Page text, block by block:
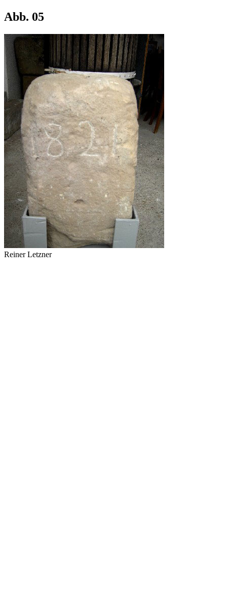
Abb. 05
Reiner Letzner